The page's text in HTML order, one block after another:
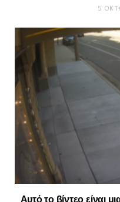
5
Αυτό το βίντεο είναι